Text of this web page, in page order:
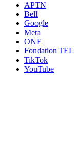
APTN
Bell
Google
Meta
ONF
Fondation
TikTok
YouTube